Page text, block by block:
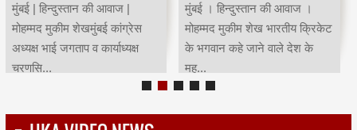
मुंबई | हिन्दुस्तान की आवाज |
मोहम्मद मुकीम शेखमुंबई कांग्रेस
अध्यक्ष भाई जगताप व कार्याध्यक्ष
चरणसि...
मुंबई । हिन्दुस्तान की आवाज ।
मोहम्मद मुकीम शेख भारतीय क्रिकेट
के भगवान कहे जाने वाले देश के
मह...